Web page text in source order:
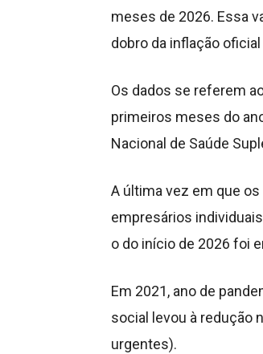
meses de 2026. Essa
dobro da inflação
Os dados se referem
primeiros meses do
Nacional de Saúde
A última vez em que
empresários
o do início de 2026 foi
Em 2021, ano de
social levou à redução
urgentes).